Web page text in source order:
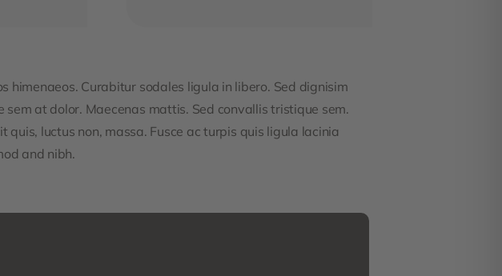
Curabitur sodales ligula in libero. Sed dignisim
at dolor. Maecenas mattis. Sed convallis tristique sem.
luctus non, massa. Fusce ac turpis quis ligula lacinia
and nibh.